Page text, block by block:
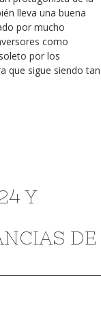
lleva una buena
por mucho
como
por los
que sigue siendo tan
Y
DE